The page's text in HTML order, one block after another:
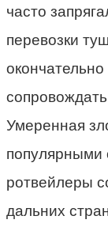
часто
перевозки
Умеренная
популярными
ротвейлеры
дальних